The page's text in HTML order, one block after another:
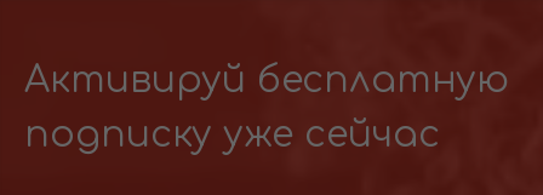
Активируй бесплатную
подписку уже сейчас